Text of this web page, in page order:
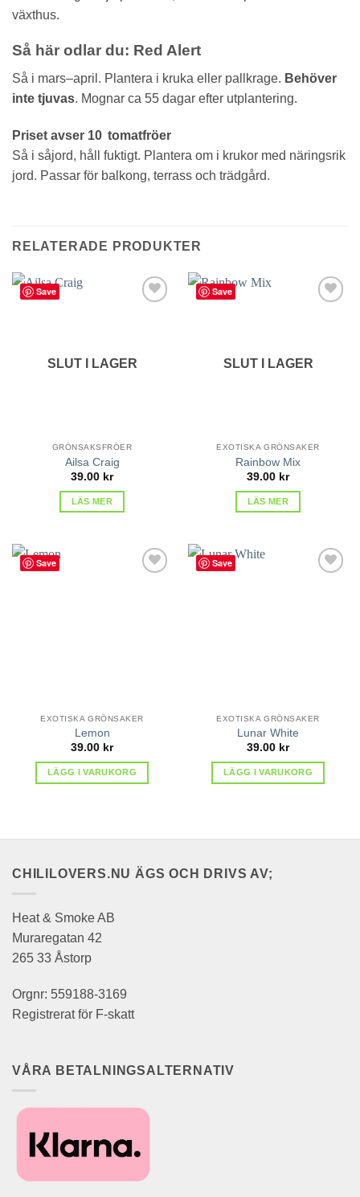
växthus.
Så här odlar du: Red Alert
Så i mars–april. Plantera i kruka eller pallkrage. Behöver
inte tjuvas. Mognar ca 55 dagar efter utplantering.
Priset avser 10 tomatfröer
Så i såjord, håll fuktigt. Plantera om i krukor med näringsrik
jord. Passar för balkong, terrass och trädgård.
RELATERADE PRODUKTER
Save
SLUT I LAGER
GRÖNSAKSFRÖER
Ailsa Craig
39.00 kr
LÄS MER
Save
SLUT I LAGER
EXOTISKA GRÖNSAKER
Rainbow Mix
39.00 kr
LÄS MER
Save
EXOTISKA GRÖNSAKER
Lemon
39.00 kr
LÄGG I VARUKORG
Save
EXOTISKA GRÖNSAKER
Lunar White
39.00 kr
LÄGG I VARUKORG
CHILILOVERS.NU ÄGS OCH DRIVS AV;
Heat & Smoke AB
Muraregatan 42
265 33 Åstorp
Orgnr: 559188-3169
Registrerat för F-skatt
VÅRA BETALNINGSALTERNATIV